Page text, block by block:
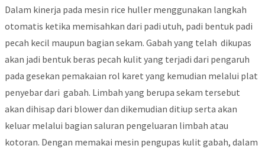
Dalam kinerja pada mesin rice huller menggunakan langkah
otomatis ketika memisahkan dari padi utuh, padi bentuk padi
pecah kecil maupun bagian sekam. Gabah yang telah dikupas
akan jadi bentuk beras pecah kulit yang terjadi dari pengaruh
pada gesekan pemakaian rol karet yang kemudian melalui plat
penyebar dari gabah. Limbah yang berupa sekam tersebut
akan dihisap dari blower dan dikemudian ditiup serta akan
keluar melalui bagian saluran pengeluaran limbah atau
kotoran. Dengan memakai mesin pengupas kulit gabah, dalam